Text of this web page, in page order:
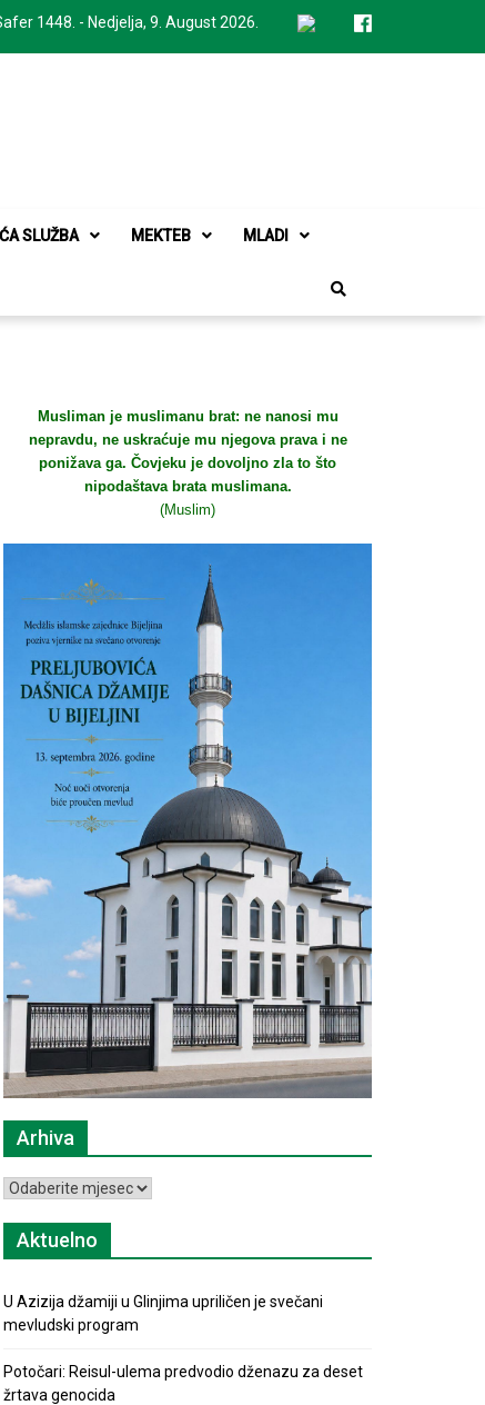
1448. - Nedjelja, 9. August 2026.
SLUŽBA MEKTEB MLADI
Musliman je muslimanu brat: ne nanosi mu
nepravdu, ne uskraćuje mu njegova prava i ne
ponižava ga. Čovjeku je dovoljno zla to što
nipodaštava brata muslimana.
(Muslim)
Arhiva
Arhiva
Aktuelno
U Azizija džamiji u Glinjima upriličen je svečani
mevludski program
Potočari: Reisul-ulema predvodio dženazu za deset
žrtava genocida